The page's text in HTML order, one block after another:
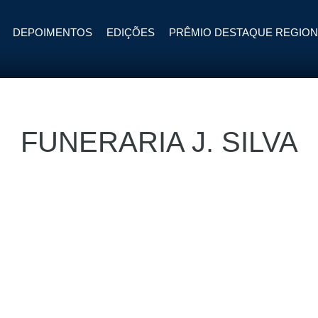
DEPOIMENTOS EDIÇÕES PRÊMIO DESTAQUE
FUNERARIA J. SILVA